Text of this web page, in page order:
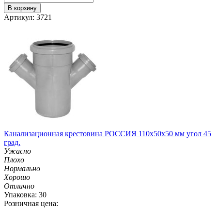
В корзину
Артикул: 3721
Канализационная крестовина РОССИЯ 110х50х50 мм угол 45
град.
Ужасно
Плохо
Нормально
Хорошо
Отлично
Упаковка: 30
Розничная цена: